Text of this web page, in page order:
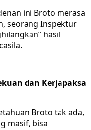
ini Broto merasa
seorang Inspektur
hasil
dan Kerjapaksa
Broto tak ada,
masif, bisa